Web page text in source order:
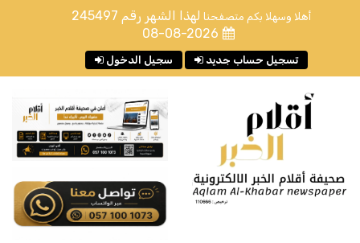
أهلا وسهلا بكم متصفحنا لهذا الشهر رقم 245497
08-08-2026
سجيل الدخول تسجيل حساب جديد